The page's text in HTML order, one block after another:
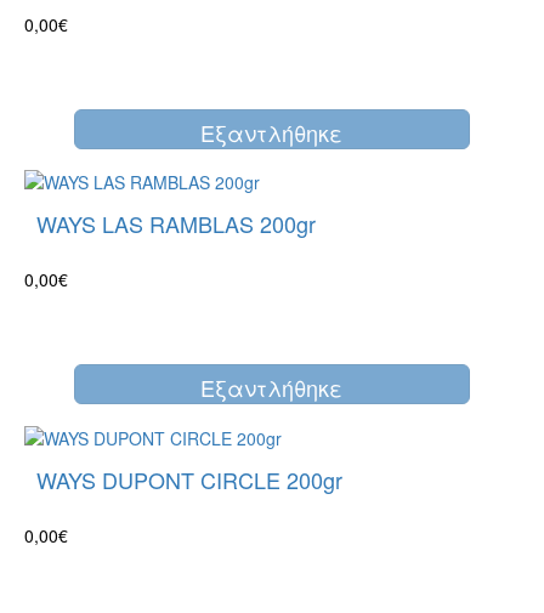
0,00€
Eξαντλήθηκε
WAYS LAS RAMBLAS 200gr
0,00€
Eξαντλήθηκε
WAYS DUPONT CIRCLE 200gr
0,00€